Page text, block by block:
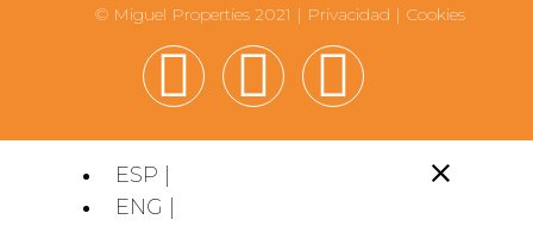
© Miguel Properties 2021 | Privacidad | Cookies
ESP |
ENG |